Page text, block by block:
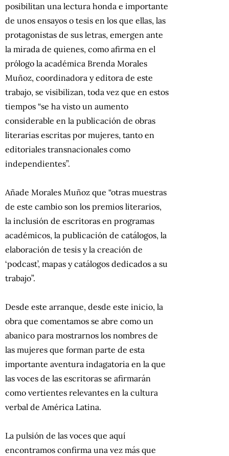
posibilitan una lectura honda e importante
de unos ensayos o tesis en los que ellas, las
protagonistas de sus letras, emergen ante
la mirada de quienes, como afirma en el
prólogo la académica Brenda Morales
Muñoz, coordinadora y editora de este
trabajo, se visibilizan, toda vez que en estos
tiempos “se ha visto un aumento
considerable en la publicación de obras
literarias escritas por mujeres, tanto en
editoriales transnacionales como
independientes”.
Añade Morales Muñoz que “otras muestras
de este cambio son los premios literarios,
la inclusión de escritoras en programas
académicos, la publicación de catálogos, la
elaboración de tesis y la creación de
‘podcast’, mapas y catálogos dedicados a su
trabajo”.
Desde este arranque, desde este inicio, la
obra que comentamos se abre como un
abanico para mostrarnos los nombres de
las mujeres que forman parte de esta
importante aventura indagatoria en la que
las voces de las escritoras se afirmarán
como vertientes relevantes en la cultura
verbal de América Latina.
La pulsión de las voces que aquí
encontramos confirma una vez más que